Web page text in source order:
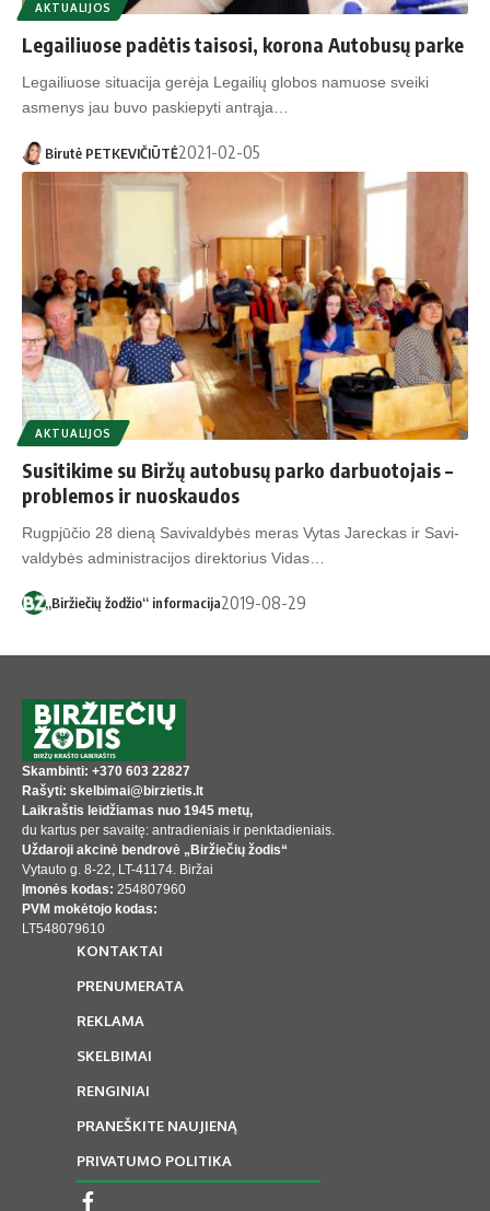
AKTUALIJOS
Legailiuose padėtis taisosi, korona Autobusų parke
Legailiuose situacija gerėja Legailių globos namuose sveiki
asmenys jau buvo paskiepyti antrąja…
Birutė PETKEVIČIŪTĖ2021-02-05
AKTUALIJOS
Susitikime su Biržų autobusų parko darbuotojais –
problemos ir nuoskaudos
Rugp­jū­čio 28 die­ną Sa­vi­val­dy­bės me­ras Vy­tas Ja­rec­kas ir Sa­vi­
val­dy­bės ad­mi­nist­ra­ci­jos di­rek­to­rius Vi­das…
„Biržiečių žodžio“ informacija2019-08-29
Skambinti: +370 603 22827
Rašyti: skelbimai@birzietis.lt
Laikraštis leidžiamas nuo 1945 metų,
du kartus per savaitę: antradieniais ir penktadieniais.
Uždaroji akcinė bendrovė „Biržiečių žodis“
Vytauto g. 8-22, LT-41174. Biržai
Įmonės kodas: 254807960
PVM mokėtojo kodas:
LT548079610
KONTAKTAI
PRENUMERATA
REKLAMA
SKELBIMAI
RENGINIAI
PRANEŠKITE NAUJIENĄ
PRIVATUMO POLITIKA